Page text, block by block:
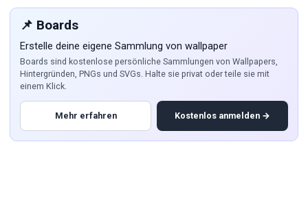
📌 Boards
Erstelle deine eigene Sammlung von wallpaper
Boards sind kostenlose persönliche Sammlungen von Wallpapers,
Hintergründen, PNGs und SVGs. Halte sie privat oder teile sie mit
einem Klick.
Mehr erfahren Kostenlos anmelden →